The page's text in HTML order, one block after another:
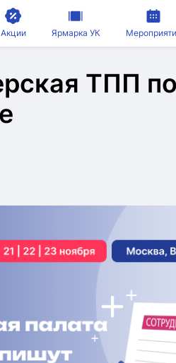
Акции Ярмарка УК
ТПП